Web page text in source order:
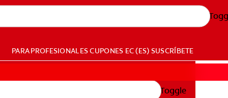
PARA PROFESIONALESCUPONES EC (ES) SUSCRÍBETE
Toggle